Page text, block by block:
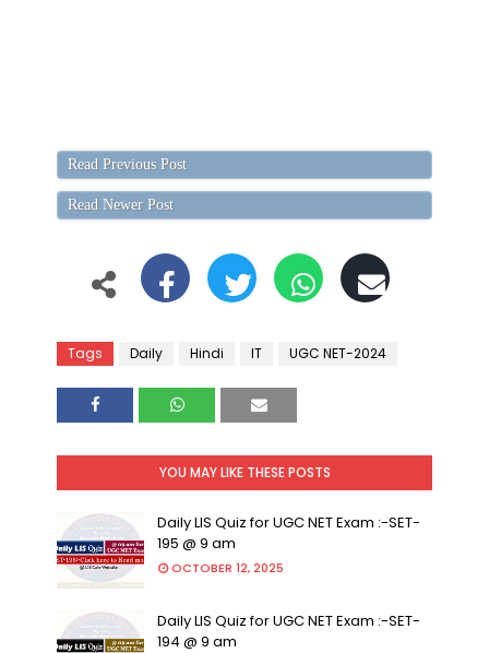
Read Previous Post
Read Newer Post
Tags Daily Hindi IT UGC NET-2024
YOU MAY LIKE THESE POSTS
Daily LIS Quiz for UGC NET Exam :-SET-
195 @ 9 am
OCTOBER 12, 2025
Daily LIS Quiz for UGC NET Exam :-SET-
194 @ 9 am